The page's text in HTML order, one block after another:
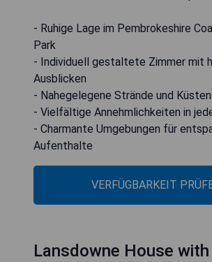
- Ruhige Lage im Pembrokeshire
Park
- Individuell gestaltete Zimmer mit
Ausblicken
- Nahegelegene Strände und
- Vielfältige Annehmlichkeiten in
- Charmante Umgebungen für
Aufenthalte
VERFÜGBARKEIT
Lansdowne House